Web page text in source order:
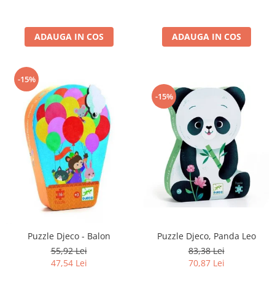
ADAUGA IN COS ADAUGA IN COS
-15%
Puzzle Djeco - Balon
55,92 Lei
47,54 Lei
-15%
Puzzle Djeco, Panda Leo
83,38 Lei
70,87 Lei